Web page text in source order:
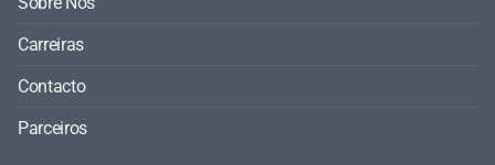
Carreiras
Contacto
Parceiros